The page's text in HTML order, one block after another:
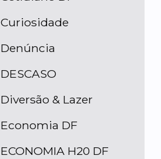
Curiosidade
Denúncia
DESCASO
Diversão & Lazer
Economia DF
ECONOMIA H20 DF